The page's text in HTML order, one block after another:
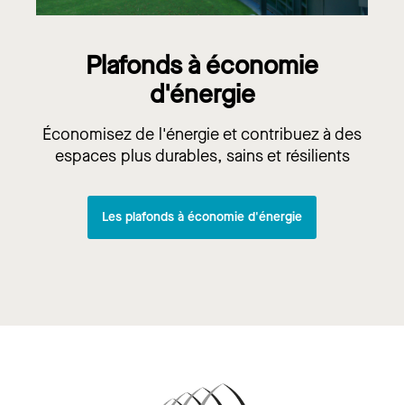
Plafonds à économie
d'énergie
Économisez de l'énergie et contribuez à des
espaces plus durables, sains et résilients
Les plafonds à économie d'énergie